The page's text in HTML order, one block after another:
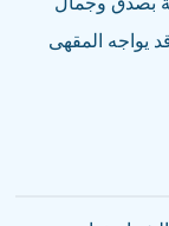
يواجه المقهى